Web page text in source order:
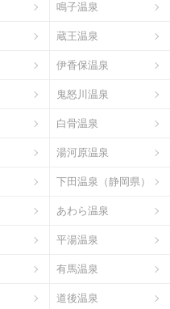
鳴子温泉
蔵王温泉
伊香保温泉
鬼怒川温泉
白骨温泉
湯河原温泉
下田温泉（静岡県）
あわら温泉
平湯温泉
有馬温泉
道後温泉